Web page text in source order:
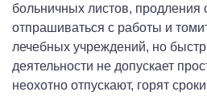
больничных листов, продления
отпрашиваться с работы и
лечебных учреждений, но
деятельности не допускает
неохотно отпускают, горят